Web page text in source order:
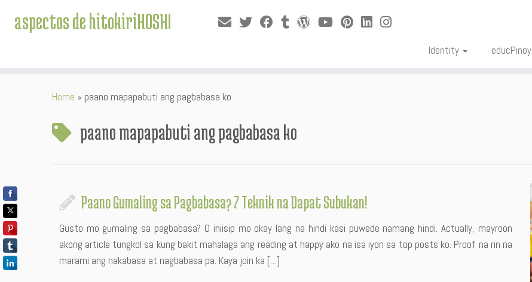
aspectos de hitokiriHOSHI
Identity educPinoy
Home » paano mapapabuti ang pagbabasa ko
paano mapapabuti ang pagbabasa ko
Paano Gumaling sa Pagbabasa? 7 Teknik na Dapat Subukan!
Gusto mo gumaling sa pagbabasa? O iniisip mo okay lang na hindi kasi puwede namang hindi. Actually, mayroon
akong article tungkol sa kung bakit mahalaga ang reading at happy ako na isa iyon sa top posts ko. Proof na rin na
marami ang nakabasa at nagbabasa pa. Kaya join ka […]